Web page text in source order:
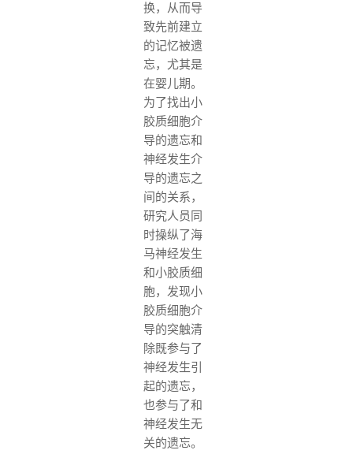
换，从而导
致先前建立
的记忆被遗
忘，尤其是
在婴儿期。
为了找出小
胶质细胞介
导的遗忘和
神经发生介
导的遗忘之
间的关系，
研究人员同
时操纵了海
马神经发生
和小胶质细
胞，发现小
胶质细胞介
导的突触清
除既参与了
神经发生引
起的遗忘，
也参与了和
神经发生无
关的遗忘。